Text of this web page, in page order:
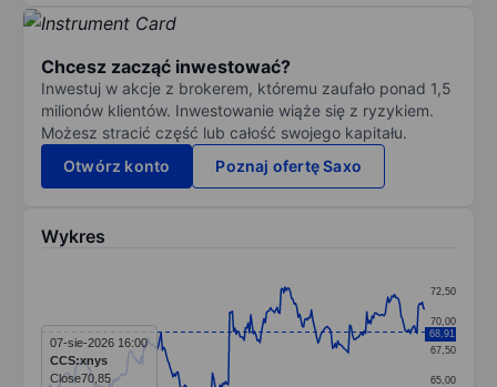
Chcesz zacząć inwestować?
Inwestuj w akcje z brokerem, któremu zaufało ponad 1,5
milionów klientów. Inwestowanie wiąże się z ryzykiem.
Możesz stracić część lub całość swojego kapitału.
Otwórz konto
Poznaj ofertę Saxo
Wykres
Line chart with 292 data points.
The chart has 1 X axis displaying categories.
The chart has 1 Y axis displaying values. Data65,00
67,50
70,00
72,50
68,91
07-sie-2026 16:00
CCS:xnys
Close70,85